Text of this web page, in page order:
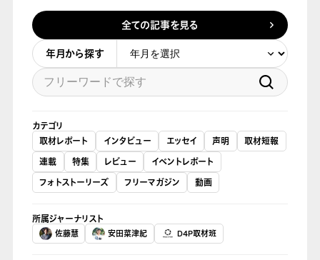
全ての記事を見る
年月から探す
カテゴリ
取材レポート
インタビュー エッセイ 声明
取材短報
連載
特集 レビュー
イベントレポート
フォトストーリーズ
フリーマガジン 動画
所属ジャーナリスト
佐藤慧 安田菜津紀 D4P取材班